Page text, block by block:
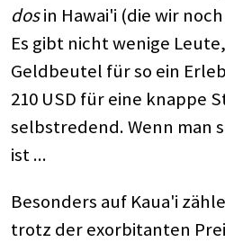
dosin Hawai'i (die wir
Es gibt nicht wenige
Geldbeutel für so ein
210 USD für eine knappe
selbstredend. Wenn man
ist ...
Besonders auf Kaua'i
trotz der exorbitanten